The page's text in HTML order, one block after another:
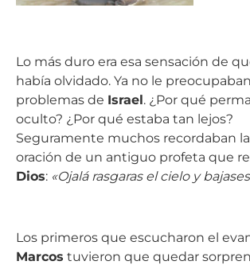
Lo más duro era esa sensación de
había olvidado. Ya no le
problemas de Israel . ¿Por qué
oculto? ¿Por qué estaba tan lejos?
Seguramente muchos recordaban
oración de un antiguo profeta que
Dios: «Ojalá rasgaras el cielo y
Los primeros que escucharon el
Marcos tuvieron que quedar